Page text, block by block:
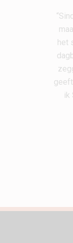
het
ik